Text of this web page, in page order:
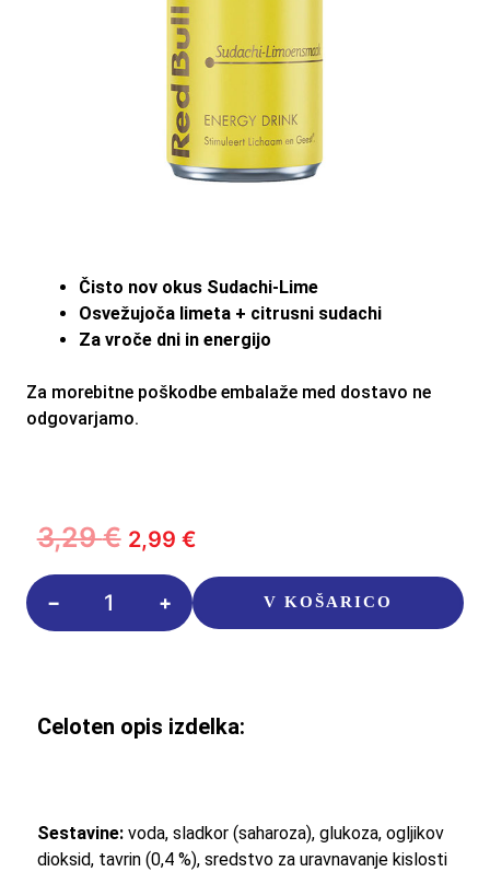
Čisto nov okus Sudachi-Lime
Osvežujoča limeta + citrusni sudachi
Za vroče dni in energijo
Za morebitne poškodbe embalaže med dostavo ne
odgovarjamo.
3,29€ Izvirna
cena
je
bila:
3,29 €.
2,99 €Trenutna
cena
je:
2,99 €.
Bull
Sudachi-
količina
V KOŠARICO
Celoten opis izdelka:
Sestavine:voda, sladkor (saharoza), glukoza, ogljikov
dioksid, tavrin (0,4 %), sredstvo za uravnavanje kislosti